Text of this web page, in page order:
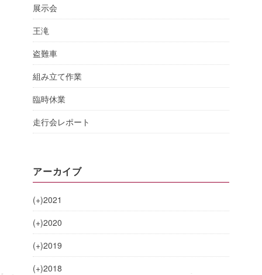
展示会
王滝
盗難車
組み立て作業
臨時休業
走行会レポート
アーカイブ
(+)2021
(+)2020
(+)2019
(+)2018